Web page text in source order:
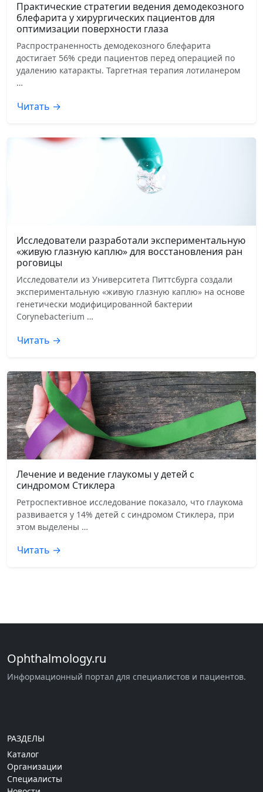
Практические стратегии ведения демодекозного
блефарита у хирургических пациентов для
оптимизации поверхности глаза
Распространенность демодекозного блефарита
достигает 56% среди пациентов перед операцией по
удалению катаракты. Таргетная терапия лотиланером
…
Читать →
Исследователи разработали экспериментальную
«живую глазную каплю» для восстановления ран
роговицы
Исследователи из Университета Питтсбурга создали
экспериментальную «живую глазную каплю» на основе
генетически модифицированной бактерии
Corynebacterium …
Читать →
Лечение и ведение глаукомы у детей с
синдромом Стиклера
Ретроспективное исследование показало, что глаукома
развивается у 14% детей с синдромом Стиклера, при
этом выделены …
Читать →
Ophthalmology.ru
Информационный портал для специалистов и пациентов.
РАЗДЕЛЫ
Каталог
Организации
Специалисты